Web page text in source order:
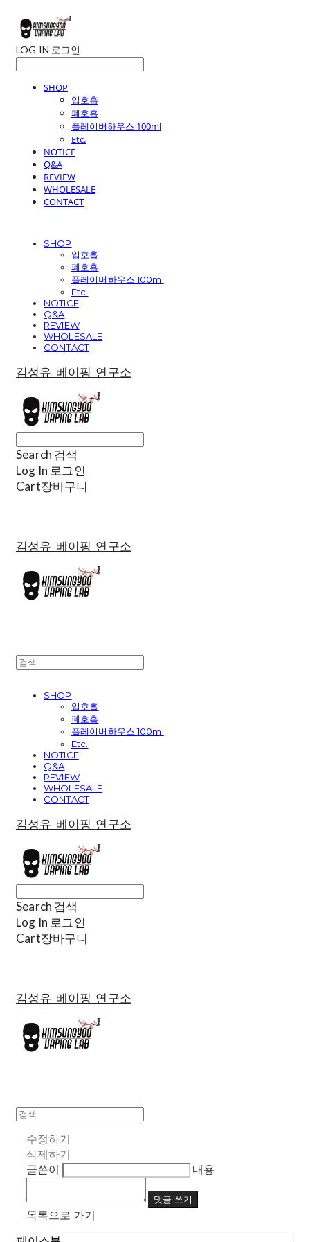
LOG IN 로그인
SHOP
입호흡
폐호흡
플레이버하우스 100ml
Etc.
NOTICE
Q&A
REVIEW
WHOLESALE
CONTACT
SHOP
입호흡
폐호흡
플레이버하우스 100ml
Etc.
NOTICE
Q&A
REVIEW
WHOLESALE
CONTACT
김성유 베이핑 연구소
Search 검색
Log In 로그인
Cart장바구니
김성유 베이핑 연구소
SHOP
입호흡
폐호흡
플레이버하우스 100ml
Etc.
NOTICE
Q&A
REVIEW
WHOLESALE
CONTACT
김성유 베이핑 연구소
Search 검색
Log In 로그인
Cart장바구니
김성유 베이핑 연구소
수정하기
삭제하기
글쓴이
내용
댓글 쓰기
목록으로 가기